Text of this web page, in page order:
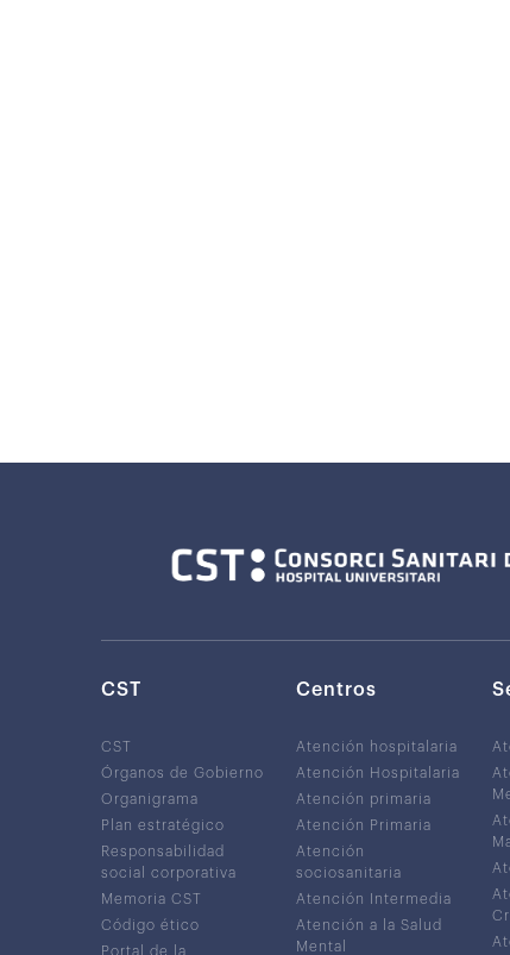
CST
CST
Órganos de Gobierno
Organigrama
Plan estratégico
Responsabilidad
social corporativa
Memoria CST
Código ético
Portal de la
Centros
Atención hospitalaria
Atención Hospitalaria
Atención primaria
Atención Primaria
Atención
sociosanitaria
Atención Intermedia
Atención a la Salud
Mental